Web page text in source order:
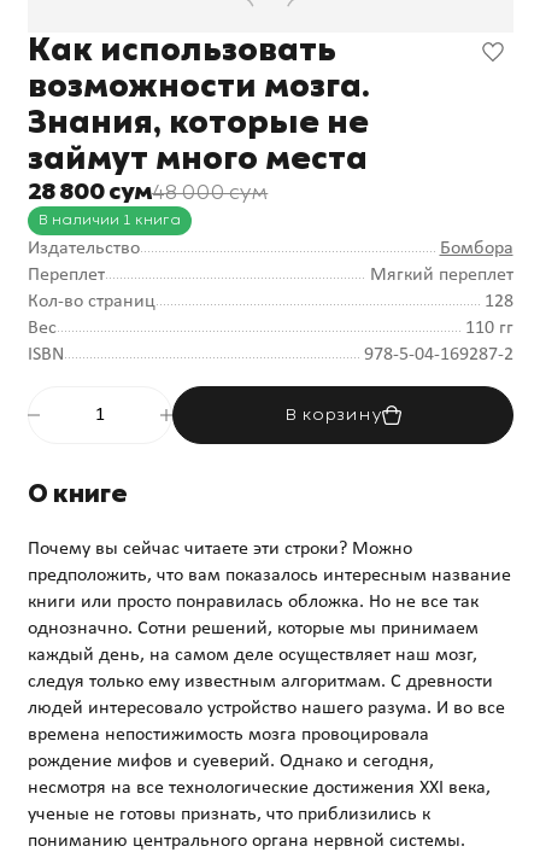
Как использовать
возможности мозга.
Знания, которые не
займут много места
28 800 сум48 000 сум
В наличии 1 книга
Издательство
Бомбора
Переплет
Мягкий переплет
Кол-во страниц
128
Вес
110 гг
ISBN
978-5-04-169287-2
В корзину
О книге
Почему вы сейчас читаете эти строки? Можно
предположить, что вам показалось интересным название
книги или просто понравилась обложка. Но не все так
однозначно. Сотни решений, которые мы принимаем
каждый день, на самом деле осуществляет наш мозг,
следуя только ему известным алгоритмам. С древности
людей интересовало устройство нашего разума. И во все
времена непостижимость мозга провоцировала
рождение мифов и суеверий. Однако и сегодня,
несмотря на все технологические достижения XXI века,
ученые не готовы признать, что приблизились к
пониманию центрального органа нервной системы.